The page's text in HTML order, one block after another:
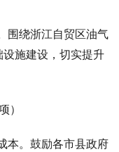
围绕浙江自贸区油气
施建设，切实提升
）
本。鼓励各市县政府